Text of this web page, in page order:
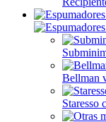
Bellman
Staresso